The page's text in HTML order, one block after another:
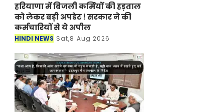
हरियाणा में बिजली कर्मियों की हड़ताल
को लेकर बड़ी अपडेट ! सरकार ने की
कर्मचारियों से ये अपील
HINDI NEWS Sat,8 Aug 2026